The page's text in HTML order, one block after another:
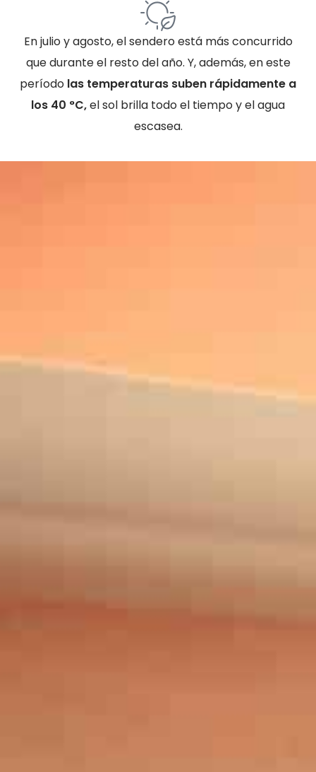
En julio y agosto, el sendero está más concurrido
que durante el resto del año. Y, además, en este
período las temperaturas suben rápidamente a
los 40 °C,el sol brilla todo el tiempo y el agua
escasea.